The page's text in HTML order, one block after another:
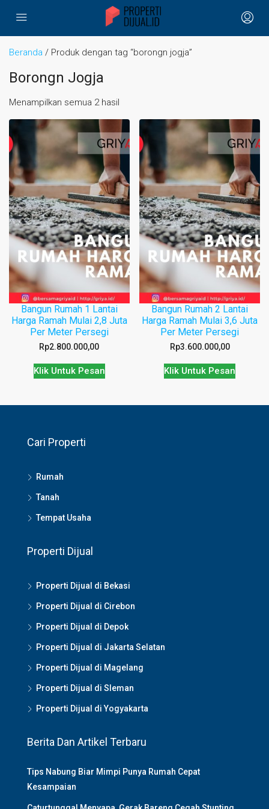
Beranda / Produk dengan tag “borongn jogja”
Borongn Jogja
Menampilkan semua 2 hasil
Bangun Rumah 1 Lantai
Harga Ramah Mulai 2,8 Juta
Per Meter Persegi
Rp2.800.000,00
Klik Untuk Pesan
Bangun Rumah 2 Lantai
Harga Ramah Mulai 3,6 Juta
Per Meter Persegi
Rp3.600.000,00
Klik Untuk Pesan
Cari Properti
Rumah
Tanah
Tempat Usaha
Properti Dijual
Properti Dijual di Bekasi
Properti Dijual di Cirebon
Properti Dijual di Depok
Properti Dijual di Jakarta Selatan
Properti Dijual di Magelang
Properti Dijual di Sleman
Properti Dijual di Yogyakarta
Berita Dan Artikel Terbaru
Tips Nabung Biar Mimpi Punya Rumah Cepat
Kesampaian